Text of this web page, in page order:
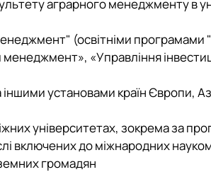
аграрного менеджменту в
(освітніми
«Управління
установами країн Європи,
університетах, зокрема за
включених до міжнародних
громадян